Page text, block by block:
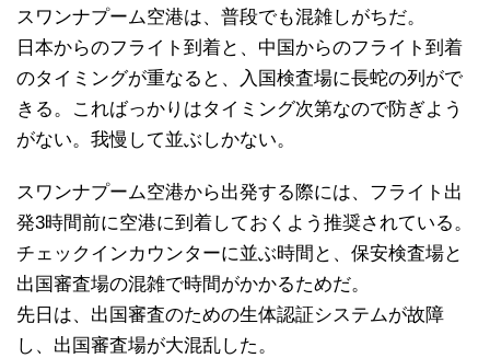
スワンナプーム空港は、普段でも混雑しがちだ。
日本からのフライト到着と、中国からのフライト到着
のタイミングが重なると、入国検査場に長蛇の列がで
きる。こればっかりはタイミング次第なので防ぎよう
がない。我慢して並ぶしかない。
スワンナプーム空港から出発する際には、フライト出
発3時間前に空港に到着しておくよう推奨されている。
チェックインカウンターに並ぶ時間と、保安検査場と
出国審査場の混雑で時間がかかるためだ。
先日は、出国審査のための生体認証システムが故障
し、出国審査場が大混乱した。